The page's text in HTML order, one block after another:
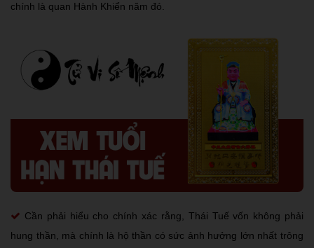
chính là quan Hành Khiển năm đó.
Cần phải hiểu cho chính xác rằng, Thái Tuế vốn không phải
hung thần, mà chính là hộ thần có sức ảnh hưởng lớn nhất trông